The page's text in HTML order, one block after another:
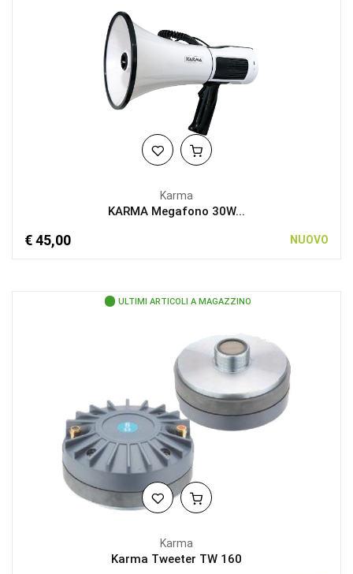
Karma
KARMA Megafono 30W...
€ 45,00 NUOVO
ULTIMI ARTICOLI A MAGAZZINO
Karma
Karma Tweeter TW 160